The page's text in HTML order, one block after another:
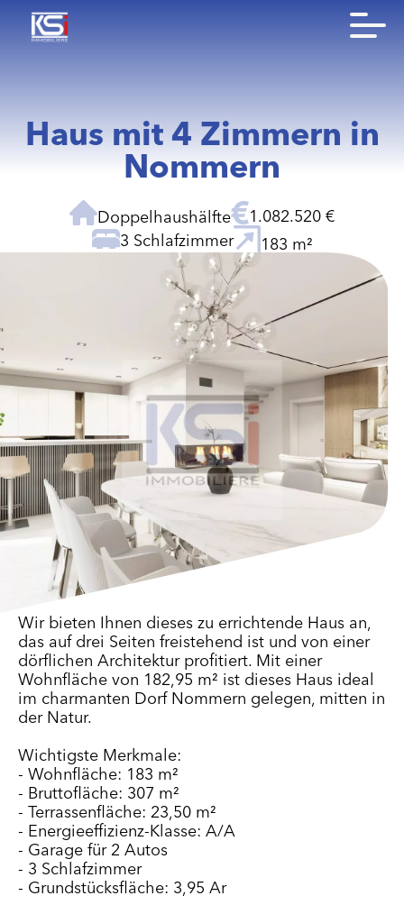
Haus mit 4 Zimmern in
Nommern
Doppelhaushälfte
1.082.520 €
3 Schlafzimmer
183 m²
Wir bieten Ihnen dieses zu errichtende Haus an,
das auf drei Seiten freistehend ist und von einer
dörflichen Architektur profitiert. Mit einer
Wohnfläche von 182,95 m² ist dieses Haus ideal
im charmanten Dorf Nommern gelegen, mitten in
der Natur.
Wichtigste Merkmale:
- Wohnfläche: 183 m²
- Bruttofläche: 307 m²
- Terrassenfläche: 23,50 m²
- Energieeffizienz-Klasse: A/A
- Garage für 2 Autos
- 3 Schlafzimmer
- Grundstücksfläche: 3,95 Ar